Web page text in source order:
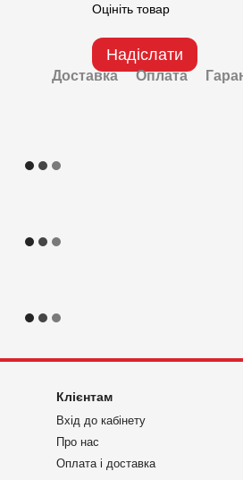
Оцініть товар
Надіслати
Доставка Оплата
Клієнтам
Вхід до кабінету
Про нас
Оплата і доставка